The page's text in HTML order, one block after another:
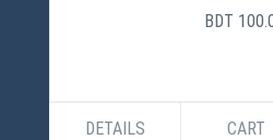
BDT
DETAILS CART